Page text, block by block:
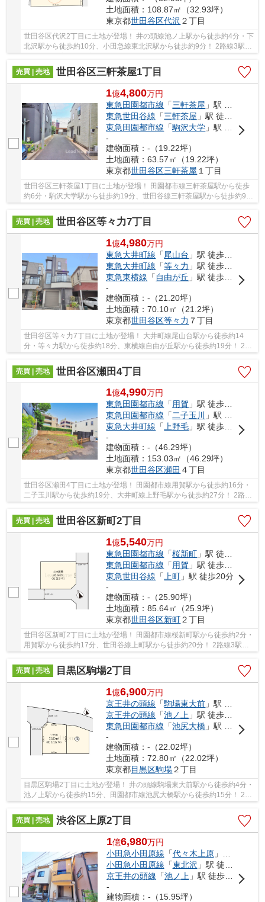
土地面積：108.87㎡（32.93坪）
東京都世田谷区代沢 ２丁目
世田谷区代沢2丁目に土地が登場！ 井の頭線池ノ上駅から徒歩約4分・下
北沢駅から徒歩約10分、小田急線東北沢駅から徒歩約9分！ 2路線3駅利
売買 | 売地
世田谷区三軒茶屋1丁目
1億4,800万円
東急田園都市線 「三軒茶屋 」駅 徒歩6分
東急世田谷線 「三軒茶屋 」駅 徒歩9分
東急田園都市線 「駒沢大学 」駅 徒歩19分
-
建物面積：-（19.22坪）
土地面積：63.57㎡（19.22坪）
東京都世田谷区三軒茶屋 １丁目
世田谷区三軒茶屋1丁目に土地が登場！ 田園都市線三軒茶屋駅から徒歩
約6分・駒沢大学駅から徒歩約19分、世田谷線三軒茶屋駅から徒歩約9
分！ 2路線3駅利用可能な大変便利な立地に位置し...
売買 | 売地
世田谷区等々力7丁目
1億4,980万円
東急大井町線 「尾山台 」駅 徒歩14分
東急大井町線 「等々力 」駅 徒歩18分
東急東横線 「 自由が丘 」駅 徒歩19分
-
建物面積：-（21.20坪）
土地面積：70.10㎡（21.2坪）
東京都世田谷区等々力 ７丁目
世田谷区等々力7丁目に土地が登場！ 大井町線尾山台駅から徒歩約14
分・等々力駅から徒歩約18分、東横線自由が丘駅から徒歩約19分！ 2路
線3駅利用可能な大変便利な立地に位置した物件で...
売買 | 売地
世田谷区瀬田4丁目
1億4,990万円
東急田園都市線 「用賀 」駅 徒歩16分
東急田園都市線 「二子玉川
」駅 徒歩19分
東急大井町線 「上野毛 」駅 徒歩27分
-
建物面積：-（46.29坪）
土地面積：153.03㎡（46.29坪）
東京都世田谷区瀬田 ４丁目
世田谷区瀬田4丁目に土地が登場！ 田園都市線用賀駅から徒歩約16分・
二子玉川駅から徒歩約19分、大井町線上野毛駅から徒歩約27分！ 2路線
売買 | 売地
世田谷区新町2丁目
1億5,540万円
東急田園都市線 「桜新町 」駅 徒歩2分
東急田園都市線 「用賀 」駅 徒歩17分
東急世田谷線 「上町 」駅 徒歩20分
-
建物面積：-（25.90坪）
土地面積：85.64㎡（25.9坪）
東京都世田谷区新町２丁目
世田谷区新町2丁目に土地が登場！ 田園都市線桜新町駅から徒歩約2分・
用賀駅から徒歩約17分、世田谷線上町駅から徒歩約20分！ 2路線3駅利
売買 | 売地
目黒区駒場2丁目
1億6,900万円
京王井の頭線 「駒場東大前 」駅 徒歩4分
京王井の頭線 「池ノ上 」駅 徒歩15分
東急田園都市線 「池尻大橋 」駅 徒歩15分
-
建物面積：-（22.02坪）
土地面積：72.80㎡（22.02坪）
東京都目黒区駒場２丁目
目黒区駒場2丁目に土地が登場！ 井の頭線駒場東大前駅から徒歩約4分・
池ノ上駅から徒歩約15分、田園都市線池尻大橋駅から徒歩約15分！ 2路
売買 | 売地
渋谷区上原2丁目
1億6,980万円
小田急小田原線 「代々木上原」駅 徒歩9分
小田急小田原線 「東北沢 」駅 徒歩9分
京王井の頭線 「池ノ上 」駅 徒歩11分
-
建物面積：-（15.95坪）